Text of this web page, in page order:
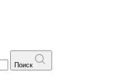
Поиск